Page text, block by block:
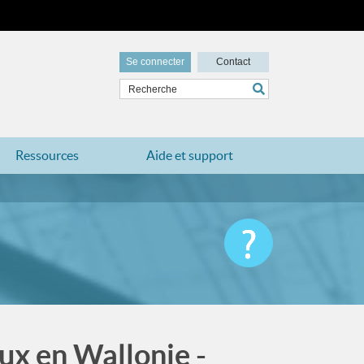
Se connecter Contact
Ressources Aide et support
en Wallonie -